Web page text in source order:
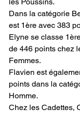
Dans la catégorie
est 1ère avec 383
Elyne se classe
de 446 points chez
Femmes.
Flavien est
points dans la
Homme.
Chez les Cadettes,